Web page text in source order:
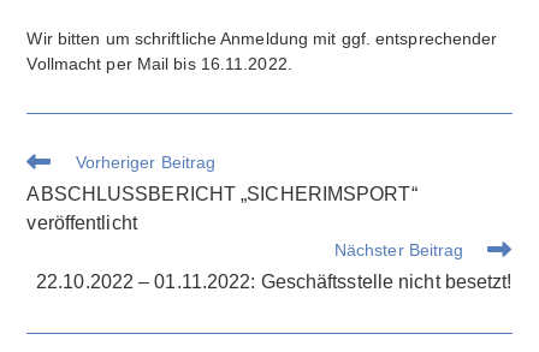
Wir bitten um schriftliche Anmeldung mit ggf. entsprechender
Vollmacht per Mail bis 16.11.2022.
Weitere
Artikel
ansehen
Vorheriger Beitrag
ABSCHLUSSBERICHT „SICHERIMSPORT“
veröffentlicht
Nächster Beitrag
22.10.2022 – 01.11.2022: Geschäftsstelle nicht besetzt!